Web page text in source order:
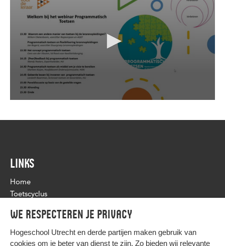
We respecteren je privacy
Hogeschool Utrecht en derde partijen maken gebruik van
cookies om je beter van dienst te zijn. Zo bieden wij relevante
LINKS
Home
Toetscyclus
Flexibele toetsing
Nieuws